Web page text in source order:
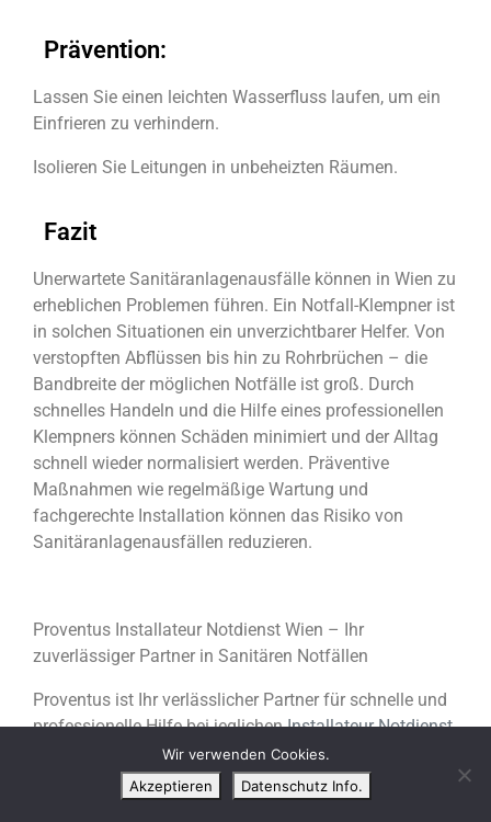
Prävention:
Lassen Sie einen leichten Wasserfluss laufen, um ein
Einfrieren zu verhindern.
Isolieren Sie Leitungen in unbeheizten Räumen.
Fazit
Unerwartete Sanitäranlagenausfälle können in Wien zu
erheblichen Problemen führen. Ein Notfall-Klempner ist
in solchen Situationen ein unverzichtbarer Helfer. Von
verstopften Abflüssen bis hin zu Rohrbrüchen – die
Bandbreite der möglichen Notfälle ist groß. Durch
schnelles Handeln und die Hilfe eines professionellen
Klempners können Schäden minimiert und der Alltag
schnell wieder normalisiert werden. Präventive
Maßnahmen wie regelmäßige Wartung und
fachgerechte Installation können das Risiko von
Sanitäranlagenausfällen reduzieren.
Proventus Installateur Notdienst Wien – Ihr
zuverlässiger Partner in Sanitären Notfällen
Proventus ist Ihr verlässlicher Partner für schnelle und
professionelle Hilfe bei jeglichenInstallateur Notdienst
. Unser erfahrenes Team steht Ihnen rund um die
Uhr zur Verfügung, um Sie aus Ihrer Notlage zu
Wir verwenden Cookies.
Akzeptieren
Datenschutz Info.